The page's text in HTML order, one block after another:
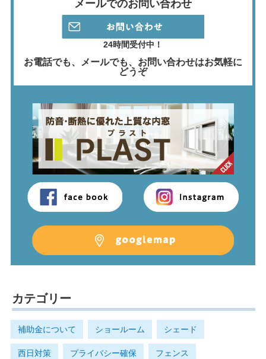
メールでのお問い合わせ
24時間受付中！
お電話でも、メールでも、 お問い合わせはお気軽に
どうぞ
カテゴリー
補助金について ショールーム シェード
西日対策 プライバシー確保 フェンス